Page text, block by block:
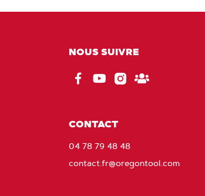
NOUS SUIVRE
CONTACT
04 78 79 48 48
contact.fr@oregontool.com